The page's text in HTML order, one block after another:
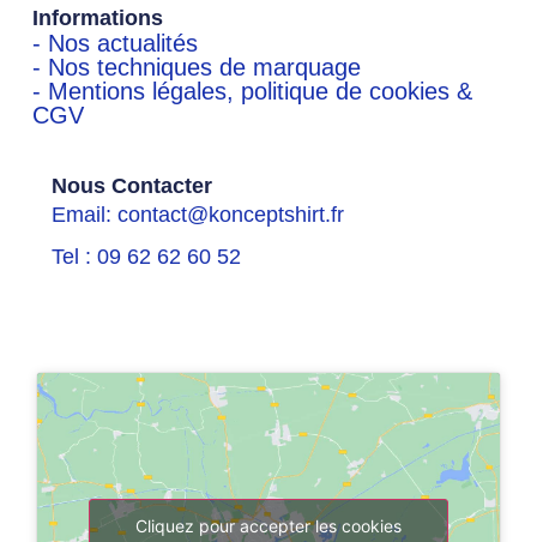
Informations
- Nos actualités
- Nos techniques de marquage
- Mentions légales, politique de cookies &
CGV
Nous Contacter
Email: contact@konceptshirt.fr
Tel : 09 62 62 60 52
Cliquez pour accepter les cookies